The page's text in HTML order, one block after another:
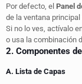
Por defecto, el Panel
de la ventana principal
Si no lo ves, actívalo
o usa la combinación
2. Componentes
A. Lista de Capas